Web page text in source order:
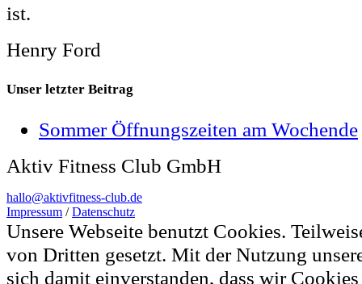
ist.
Henry Ford
Unser letzter Beitrag
Sommer Öffnungszeiten am Wochende
Aktiv Fitness Club GmbH
hallo@aktivfitness-club.de
Impressum /Datenschutz
Unsere Webseite benutzt Cookies.
von Dritten gesetzt. Mit der Nutzung
sich damit einverstanden, dass wir